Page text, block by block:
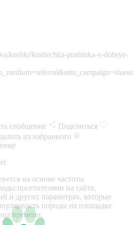
koshki/koshechka-pushinka-v-dobrye-
сообщение
Поделиться
из избранного
на основе частоты
посетителями на сайте,
и других параметрах, которые
породы на площадке
времени.